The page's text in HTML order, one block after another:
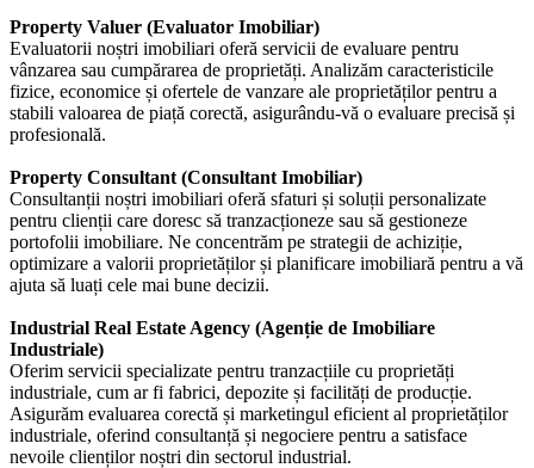
Property Valuer (Evaluator Imobiliar)
Evaluatorii noștri imobiliari oferă servicii de evaluare pentru
vânzarea sau cumpărarea de proprietăți. Analizăm caracteristicile
fizice, economice și ofertele de vanzare ale proprietăților pentru a
stabili valoarea de piață corectă, asigurându-vă o evaluare precisă și
profesională.
Property Consultant (Consultant Imobiliar)
Consultanții noștri imobiliari oferă sfaturi și soluții personalizate
pentru clienții care doresc să tranzacționeze sau să gestioneze
portofolii imobiliare. Ne concentrăm pe strategii de achiziție,
optimizare a valorii proprietăților și planificare imobiliară pentru a vă
ajuta să luați cele mai bune decizii.
Industrial Real Estate Agency (Agenție de Imobiliare
Industriale)
Oferim servicii specializate pentru tranzacțiile cu proprietăți
industriale, cum ar fi fabrici, depozite și facilități de producție.
Asigurăm evaluarea corectă și marketingul eficient al proprietăților
industriale, oferind consultanță și negociere pentru a satisface
nevoile clienților noștri din sectorul industrial.